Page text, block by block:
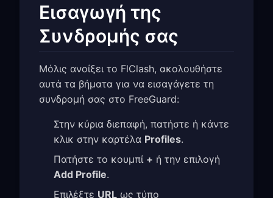
Εισαγωγή της
Συνδρομής σας
Μόλις ανοίξει το FlClash, ακολουθήστε
αυτά τα βήματα για να εισαγάγετε τη
συνδρομή σας στο FreeGuard:
Στην κύρια διεπαφή, πατήστε ή κάντε
κλικ στην καρτέλα Profiles.
Πατήστε το κουμπί + ή την επιλογή
Add Profile.
Επιλέξτε URL ως τύπο